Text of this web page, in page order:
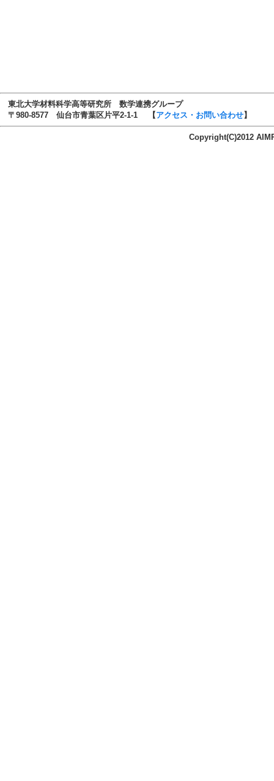
東北大学材料科学高等研究所 数学連携グループ
〒980-8577 仙台市青葉区片平2-1-1 【アクセス・お問い合わせ】
Copyright(C)2012